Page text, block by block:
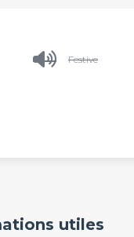
Festive
utiles